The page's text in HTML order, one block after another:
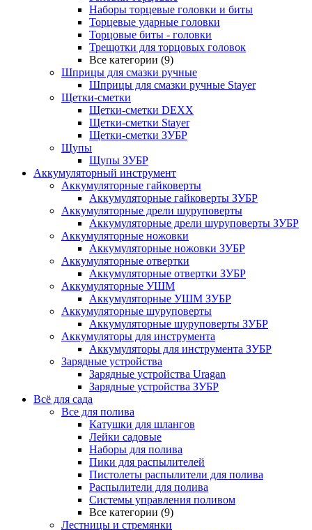
Наборы торцевые головки и биты
Торцевые ударные головки
Торцовые биты - головки
Трещотки для торцовых головок
Все категории (9)
Шприцы для смазки ручные
Шприцы для смазки ручные Stayer
Щетки-сметки
Щетки-сметки DEXX
Щетки-сметки Stayer
Щетки-сметки ЗУБР
Щупы
Щупы ЗУБР
Аккумуляторный инструмент
Аккумуляторные гайковерты
Аккумуляторные гайковерты ЗУБР
Аккумуляторные дрели шуруповерты
Аккумуляторные дрели шуруповерты ЗУБР
Аккумуляторные ножовки
Аккумуляторные ножовки ЗУБР
Аккумуляторные отвертки
Аккумуляторные отвертки ЗУБР
Аккумуляторные УШМ
Аккумуляторные УШМ ЗУБР
Аккумуляторные шуруповерты
Аккумуляторные шуруповерты ЗУБР
Аккумуляторы для инструмента
Аккумуляторы для инструмента ЗУБР
Зарядные устройства
Зарядные устройства Uragan
Зарядные устройства ЗУБР
Всё для сада
Все для полива
Катушки для шлангов
Лейки садовые
Наборы для полива
Пики для распылителей
Пистолеты распылители для полива
Распылители для полива
Системы управления поливом
Все категории (9)
Лестницы и стремянки